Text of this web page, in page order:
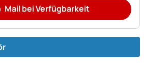
Mail bei Verfügbarkeit